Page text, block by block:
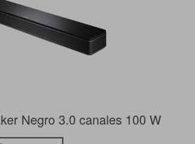
Negro 3.0 canales 100 W